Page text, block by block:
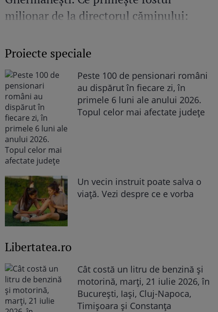
milionar de la directorul căminului:
Proiecte speciale
Peste 100 de pensionari români
au dispărut în fiecare zi, în
primele 6 luni ale anului 2026.
Topul celor mai afectate județe
Un vecin instruit poate salva o
viață. Vezi despre ce e vorba
Libertatea.ro
Cât costă un litru de benzină și
motorină, marți, 21 iulie 2026, în
București, Iași, Cluj-Napoca,
Timișoara și Constanța